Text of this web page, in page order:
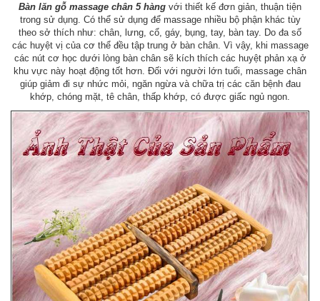
Bàn lăn gỗ massage chân 5 hàng với thiết kế đơn giản, thuận tiện
trong sử dụng. Có thể sử dụng để massage nhiều bộ phận khác tùy
theo sở thích như: chân, lưng, cổ, gáy, bụng, tay, bàn tay. Do đa số
các huyệt vị của cơ thể đều tập trung ở bàn chân. Vì vậy, khi massage
các nút cơ học dưới lòng bàn chân sẽ kích thích các huyệt phản xạ ở
khu vực này hoạt động tốt hơn. Đối với người lớn tuổi, massage chân
giúp giảm đi sự nhức mỏi, ngăn ngừa và chữa trị các căn bệnh đau
khớp, chóng mặt, tê chân, thấp khớp, có được giấc ngủ ngon.